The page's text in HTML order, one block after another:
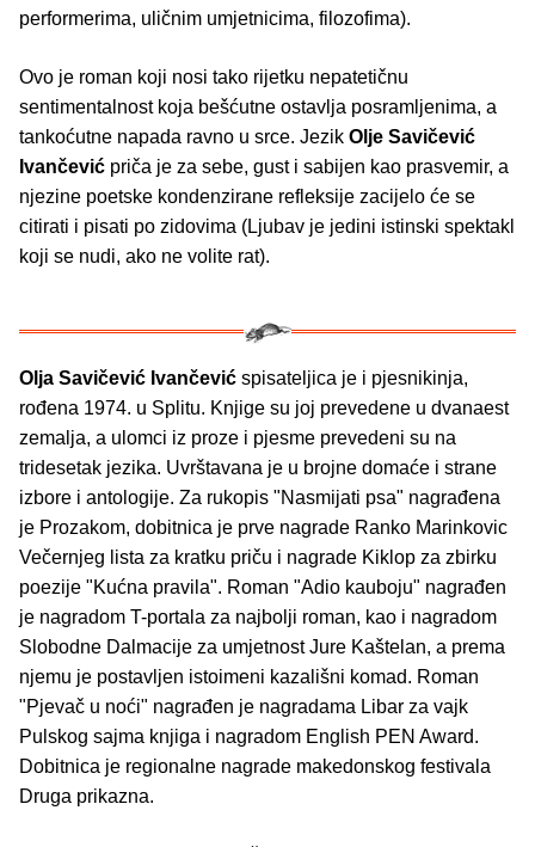
performerima, uličnim umjetnicima, filozofima).
Ovo je roman koji nosi tako rijetku nepatetičnu
sentimentalnost koja bešćutne ostavlja posramljenima, a
tankoćutne napada ravno u srce. Jezik Olje Savičević
Ivančević priča je za sebe, gust i sabijen kao prasvemir, a
njezine poetske kondenzirane refleksije zacijelo će se
citirati i pisati po zidovima (Ljubav je jedini istinski spektakl
koji se nudi, ako ne volite rat).
Olja Savičević Ivančević spisateljica je i pjesnikinja,
rođena 1974. u Splitu. Knjige su joj prevedene u dvanaest
zemalja, a ulomci iz proze i pjesme prevedeni su na
tridesetak jezika. Uvrštavana je u brojne domaće i strane
izbore i antologije. Za rukopis "Nasmijati psa" nagrađena
je Prozakom, dobitnica je prve nagrade Ranko Marinkovic
Večernjeg lista za kratku priču i nagrade Kiklop za zbirku
poezije "Kućna pravila". Roman "Adio kauboju" nagrađen
je nagradom T-portala za najbolji roman, kao i nagradom
Slobodne Dalmacije za umjetnost Jure Kaštelan, a prema
njemu je postavljen istoimeni kazališni komad. Roman
"Pjevač u noći" nagrađen je nagradama Libar za vajk
Pulskog sajma knjiga i nagradom English PEN Award.
Dobitnica je regionalne nagrade makedonskog festivala
Druga prikazna.